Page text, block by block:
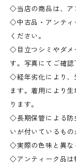
◇当店の商品は、ア
◇中古品・アンティ
ください。
◇目立つシミやダメ
す。写真にてご確認
◇経年劣化により、
ます。着用により
ります。
◇長期保管による防
いが付いているもの
◇実際の色味と異な
◇アンティーク品は